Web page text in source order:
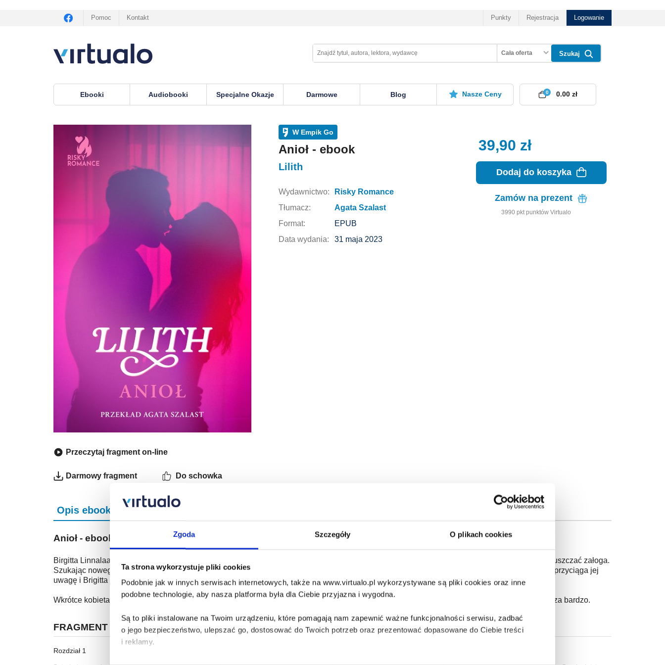
Zgoda Szczegóły O plikach cookies
Ta strona wykorzystuje pliki cookies
Podobnie jak w innych serwisach internetowych, także na www.virtualo.pl wykorzystywane są pliki cookies oraz inne
podobne technologie, aby nasza platforma była dla Ciebie przyjazna i wygodna.
Są to pliki instalowane na Twoim urządzeniu, które pomagają nam zapewnić ważne funkcjonalności serwisu, zadbać
o jego bezpieczeństwo, ulepszać go, dostosować do Twoich potrzeb oraz prezentować dopasowane do Ciebie treści
i reklamy.
Pomoc Kontakt Punkty Rejestracja Logowanie
Cała oferta Szukaj
Ebooki Audiobooki Specjalne Okazje Darmowe Blog Nasze Ceny 0
0.00 zł
Przeczytaj fragment on-line
Darmowy fragment Do schowka
W Empik Go
Anioł - ebook
Lilith
Wydawnictwo:
Risky Romance
Tłumacz:
Agata Szalast
Format:
EPUB
Data wydania:
31 maja 2023
39,90 zł
Dodaj do koszyka
Zamów na prezent
3990pkt punktów Virtualo
Opis ebooka Szczegóły
Anioł - ebook
Birgitta Linnalaakso ma problem. Ojciec pozostawił jej rodzinny biznes, który jest na skraju bankructwa, a teraz jeszcze tonący okręt zaczęła opuszczać załoga.
Szukając nowego pracownika do marketingu, kobieta spotyka Leo, którego, jak się okazuje, zna już od dawna. Młodszy o osiem lat mężczyzna przyciąga jej
uwagę i Brigitta instynktownie czuje, że nie powinna go zatrudniać. Leo ma jednak ryzykowany pomysł, mogący uratować całą firmę.
Wkrótce kobieta dostrzega, że Leo może i wygląda jak anioł, ale niekoniecznie jak anioł się zachowuje. I najwyraźniej jej się to podoba. Nawet za bardzo.
FRAGMENT KSIĄŻKI
Roz­dział 1